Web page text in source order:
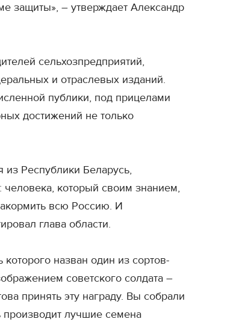
защиты», – утверждает Александр
сельхозпредприятий,
и отраслевых изданий.
публики, под прицелами
достижений не только
из Республики Беларусь,
который своим знанием,
всю Россию. И
глава области.
назван один из сортов-
советского солдата –
принять эту награду. Вы собрали
производит лучшие семена